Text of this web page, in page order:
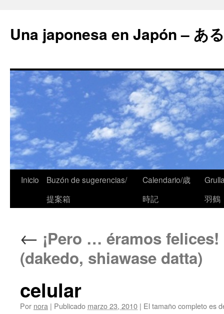
Una japonesa en Japón – あ
Inicio
Buzón de sugerencias/
提案箱
Calendario/歳
時記
羽鶴
← ¡Pero … éramos
(dakedo, shiawase datta)
celular
Por nora | Publicado marzo 23, 2010 | El tamaño completo es